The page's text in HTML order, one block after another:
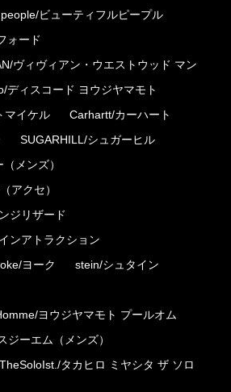
ビューティフルピープル
ォード
ヴィヴィアン・ウエストウッド マン
ディスコード ヨウジヤマモト
マイケル Carhartt/カーハート
SUGARHILL/シュガーヒル
メンズ）
アクセ）
ジリザード
ンアトラクション
ヨーク stein/シュタイン
ヨウジヤマモト プールオム
ジーエム（メンズ）
タカヒロ ミヤシタ ザ ソロ